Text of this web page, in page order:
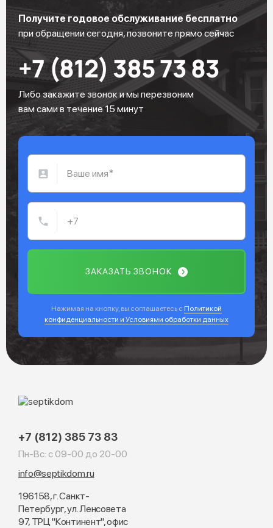
Получите годовое обслуживание бесплатно
при обращении сегодня, позвоните прямо сейчас
+7 (812) 385 73 83
Либо закажите звонок и мы перезвоним
вам сами в течение 15 минут
ЗАКАЗАТЬ ЗВОНОК
Нажимая на кнопку, вы соглашаетесь с Политикой
конфиденциальности и Условиями обработки данных
+7 (812) 385 73 83
Пн-Вс: с 09-00 до 20-00
info@septikdom.ru
196158, г. Санкт-
Петербург, ул. Ленсовета
97, ТРЦ "Континент", офис